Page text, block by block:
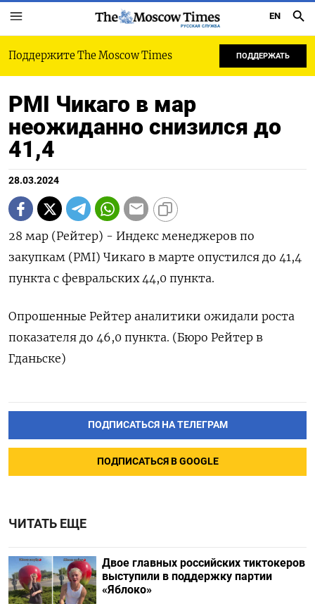
РУССКАЯ СЛУЖБА
EN
Поддержите The Moscow Times ПОДДЕРЖАТЬ
PMI Чикаго в мар
неожиданно снизился до
41,4
28.03.2024
28 мар (Рейтер) - Индекс менеджеров по
закупкам (PMI) Чикаго в марте опустился до 41,4
пункта c февральских 44,0 пункта.
Опрошенные Рейтер аналитики ожидали роста
показателя до 46,0 пункта. (Бюро Рейтер в
Гданьске)
ПОДПИСАТЬСЯ НА ТЕЛЕГРАМ
ПОДПИСАТЬСЯ В GOOGLE
ЧИТАТЬ ЕЩЕ
Двое главных российских тиктокеров
выступили в поддержку партии
«Яблоко»